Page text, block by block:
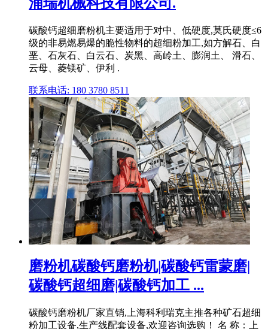
碳酸钙超细磨粉机主要适用于对中、低硬度,莫氏硬度≤6
级的非易燃易爆的脆性物料的超细粉加工,如方解石、白
垩、石灰石、白云石、炭黑、高岭土、膨润土、 滑石、
云母、菱镁矿、伊利 .
联系电话: 180 3780 8511
磨粉机碳酸钙磨粉机|碳酸钙雷蒙磨|
碳酸钙超细磨|碳酸钙加工 ...
碳酸钙磨粉机厂家直销,上海科利瑞克主推各种矿石超细
粉加工设备,生产线配套设备,欢迎咨询选购！ 名 称：上